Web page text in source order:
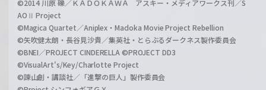
©2014 川原 礫／ＫＡＤＯＫＡＷＡ アスキー・メディアワークス刊／S
AOⅡ Project
©Magica Quartet／Aniplex・Madoka Movie Project Rebellion
©矢吹健太朗・長谷見沙貴／集英社・とらぶるダークネス製作委員会
©BNEI／PROJECT CINDERELLA ©PROJECT DD3
©VisualArt's/Key/Charlotte Project
©諫山創・講談社／「進撃の巨人」製作委員会